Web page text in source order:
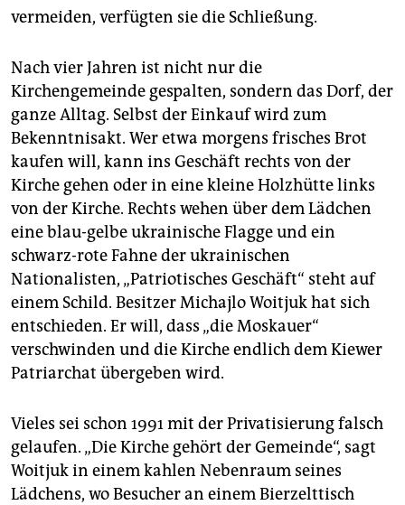
vermeiden, verfügten sie die Schließung.
Nach vier Jahren ist nicht nur die
Kirchengemeinde gespalten, sondern das Dorf, der
ganze Alltag. Selbst der Einkauf wird zum
Bekenntnisakt. Wer etwa morgens frisches Brot
kaufen will, kann ins Geschäft rechts von der
Kirche gehen oder in eine kleine Holzhütte links
von der Kirche. Rechts wehen über dem Lädchen
eine blau-gelbe ukrainische Flagge und ein
schwarz-rote Fahne der ukrai­ni­schen
Nationalisten, „Patriotisches Geschäft“ steht auf
einem Schild. Besitzer Michajlo Woitjuk hat sich
entschieden. Er will, dass „die Moskauer“
verschwinden und die Kirche endlich dem Kiewer
Patriarchat übergeben wird.
Vieles sei schon 1991 mit der Privatisierung falsch
gelaufen. „Die Kirche gehört der Gemeinde“, sagt
Woitjuk in einem kahlen Nebenraum seines
Lädchens, wo Besucher an einem Bierzelttisch